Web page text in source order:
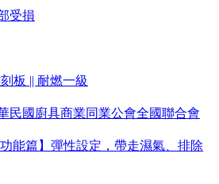
受損
板 || 耐燃一級
民國廚具商業同業公會全國聯合會
能篇】彈性設定，帶走濕氣、排除